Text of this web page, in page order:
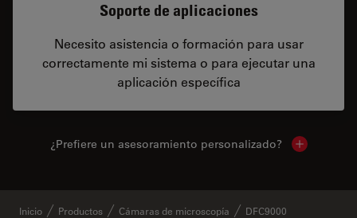
Soporte de aplicaciones
Necesito asistencia o formación para usar
correctamente mi sistema o para ejecutar una
aplicación específica
¿Prefiere un asesoramiento personalizado? Show local
Inicio Productos Cámaras de microscopía DFC9000